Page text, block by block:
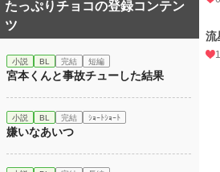
流
たっぷりチョコの登録コンテン
ツ
小説 BL 完結 短編
宮本くんと事故チューした結果
小説 BL 完結 ｼｮｰﾄｼｮｰﾄ
嫌いなあいつ